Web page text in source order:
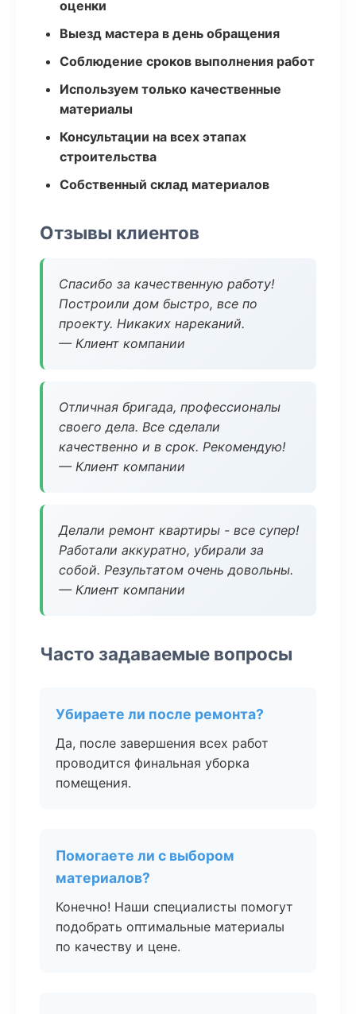
оценки
Выезд мастера в день обращения
Соблюдение сроков выполнения работ
Используем только качественные
материалы
Консультации на всех этапах
строительства
Собственный склад материалов
Отзывы клиентов
Спасибо за качественную работу!
Построили дом быстро, все по
проекту. Никаких нареканий.
— Клиент компании
Отличная бригада, профессионалы
своего дела. Все сделали
качественно и в срок. Рекомендую!
— Клиент компании
Делали ремонт квартиры - все супер!
Работали аккуратно, убирали за
собой. Результатом очень довольны.
— Клиент компании
Часто задаваемые вопросы
Убираете ли после ремонта?
Да, после завершения всех работ
проводится финальная уборка
помещения.
Помогаете ли с выбором
материалов?
Конечно! Наши специалисты помогут
подобрать оптимальные материалы
по качеству и цене.